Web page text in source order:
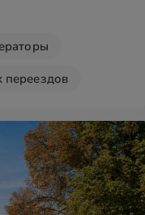
переездов